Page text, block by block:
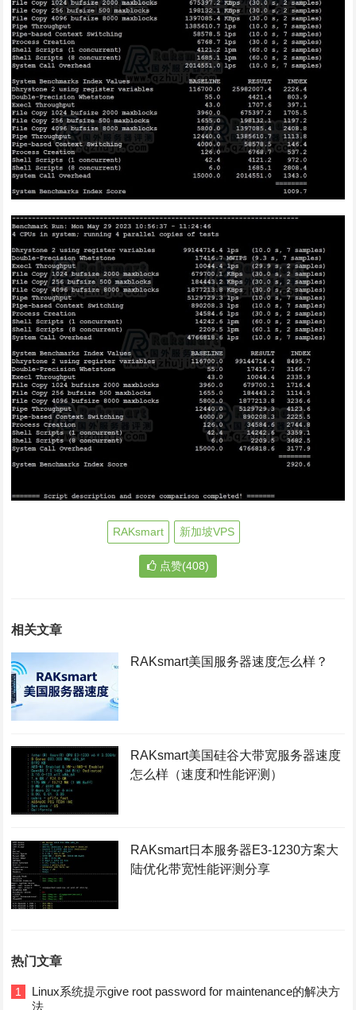
RAKsmart 新加坡VPS
点赞(408)
相关文章
RAKsmart美国服务器速度怎么样？
RAKsmart美国硅谷大带宽服务器速度
怎么样（速度和性能评测）
RAKsmart日本服务器E3-1230方案大
陆优化带宽性能评测分享
热门文章
1
Linux系统提示give root password for maintenance的解决方
法